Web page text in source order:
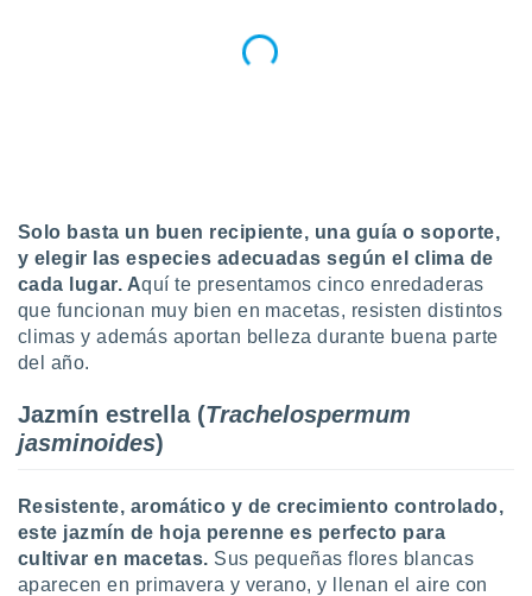
sitio
de que
sean
el sitio
se
para
o
aunque
Solo basta un buen recipiente, una guía o soporte,
y elegir las especies adecuadas según el clima de
cada lugar. Aquí te presentamos cinco enredaderas
que funcionan muy bien en macetas, resisten distintos
climas y además aportan belleza durante buena parte
del año.
Jazmín estrella (Trachelospermum
jasminoides)
Resistente, aromático y de crecimiento controlado,
este jazmín de hoja perenne es perfecto para
cultivar en macetas. Sus pequeñas flores blancas
aparecen en primavera y verano, y llenan el aire con